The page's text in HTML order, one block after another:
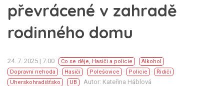
převrácené v zahradě
rodinného domu
24. 7. 2025 | 7:00 Co se děje, Hasiči a policie
Alkohol
Dopravní nehoda
Hasiči Polešovice Policie
Řidiči
Uherskohradišťsko
UB Autor: Kateřina Háblová